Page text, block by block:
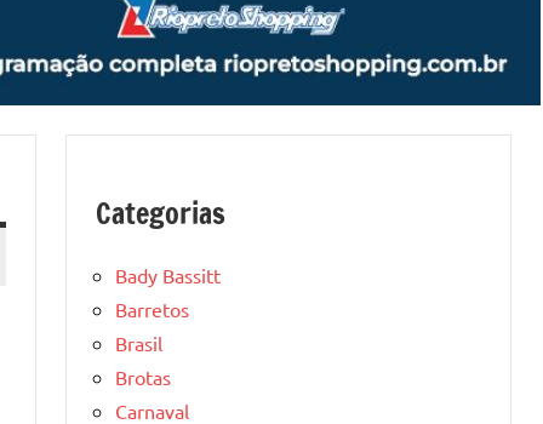
Categorias
Bady Bassitt
Barretos
Brasil
Brotas
Carnaval